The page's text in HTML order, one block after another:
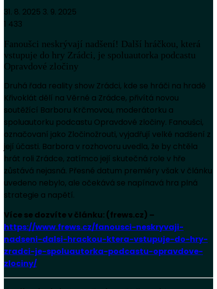
31. 8. 2025 3. 9. 2025
1 433
Fanoušci neskrývají nadšení! Další hráčkou, která
vstupuje do hry Zrádci, je spoluautorka podcastu
Opravdové zločiny
Druhá řada reality show Zrádci, kde se hráči na hradě
Křivoklát dělí na Věrné a Zrádce, přivítá novou
soutěžící Barboru Krčmovou, moderátorku a
spoluautorku podcastu Opravdové zločiny. Fanoušci,
označovaní jako Zločinožrouti, vyjadřují velké nadšení z
její účasti. Barbora v rozhovoru uvedla, že by chtěla
hrát roli Zrádce, zatímco její skutečná role v hře
zůstává nejasná. Přesné datum premiéry však v článku
uvedeno nebylo, ale očekává se napínavá hra plná
strategie a napětí.
Více se dozvíte v článku: (frews.cz) –
https://www.frews.cz/fanousci-neskryvaji-
nadseni-dalsi-hrackou-ktera-vstupuje-do-hry-
zradci-je-spoluautorka-podcastu-opravdove-
zlociny/